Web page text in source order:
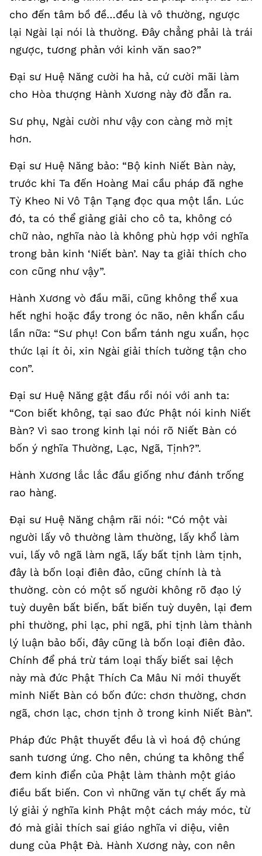
cho đến tâm bồ đề…đều là vô thường, ngược
lại Ngài lại nói là thường. Đây chẳng phải là trái
ngược, tương phản với kinh văn sao?”
Đại sư Huệ Năng cười ha hả, cứ cười mãi làm
cho Hòa thượng Hành Xương này đờ đẫn ra.
Sư phụ, Ngài cười như vậy con càng mờ mịt
hơn.
Đại sư Huệ Năng bảo: “Bộ kinh Niết Bàn này,
trước khi Ta đến Hoàng Mai cầu pháp đã nghe
Tỳ Kheo Ni Vô Tận Tạng đọc qua một lần. Lúc
đó, ta có thể giảng giải cho cô ta, không có
chữ nào, nghĩa nào là không phù hợp với nghĩa
trong bản kinh ‘Niết bàn’. Nay ta giải thích cho
con cũng như vậy”.
Hành Xương vò đầu mãi, cũng không thể xua
hết nghi hoặc đầy trong óc não, nên khẩn cầu
lần nữa: “Sư phụ! Con bẩm tánh ngu xuẩn, học
thức lại ít ỏi, xin Ngài giải thích tường tận cho
con”.
Đại sư Huệ Năng gật đầu rồi nói với anh ta:
“Con biết không, tại sao đức Phật nói kinh Niết
Bàn? Vì sao trong kinh lại nói rõ Niết Bàn có
bốn ý nghĩa Thường, Lạc, Ngã, Tịnh?”.
Hành Xương lắc lắc đầu giống như đánh trống
rao hàng.
Đại sư Huệ Năng chậm rãi nói: “Có một vài
người lấy vô thường làm thường, lấy khổ làm
vui, lấy vô ngã làm ngã, lấy bất tịnh làm tịnh,
đây là bốn loại điên đảo, cũng chính là tà
thường. còn có một số người không rõ đạo lý
tuỳ duyên bất biến, bất biến tuỳ duyên, lại đem
phi thường, phi lạc, phi ngã, phi tịnh làm thành
lý luận bảo bối, đây cũng là bốn loại điên đảo.
Chính để phá trừ tám loại thấy biết sai lệch
này mà đức Phật Thích Ca Mâu Ni mới thuyết
minh Niết Bàn có bốn đức: chơn thường, chơn
ngã, chơn lạc, chơn tịnh ở trong kinh Niết Bàn”.
Pháp đức Phật thuyết đều là vì hoá độ chúng
sanh tương ứng. Cho nên, chúng ta không thể
đem kinh điển của Phật làm thành một giáo
điều bất biến. Con vì những văn tự chết ấy mà
lý giải ý nghĩa kinh Phật một cách máy móc, từ
đó mà giải thích sai giáo nghĩa vi diệu, viên
dung của Phật Đà. Hành Xương này, con nên